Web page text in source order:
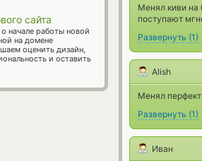
Менял киви на
поступают
Развернуть (1)
Alish
Менял
Развернуть (1)
Иван
сайта
начале работы новой
на домене
оценить дизайн,
и оставить